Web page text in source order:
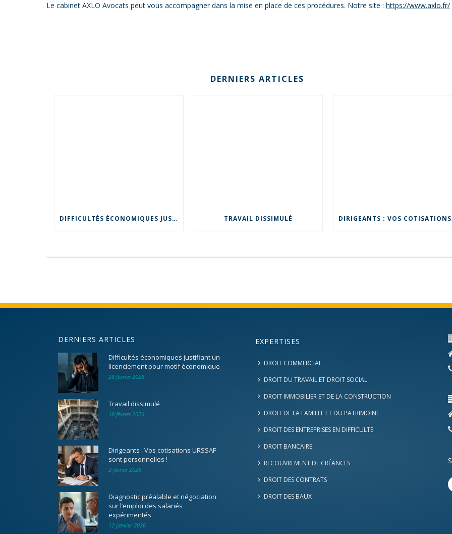
Le cabinet AXLO Avocats peut vous accompagner dans la mise en place de ces procédures. Notre site : https://www.axlo.fr/
DERNIERS ARTICLES
DIFFICULTÉS ÉCONOMIQUES JUSTIFIANT UN LICENCIEMENT POUR MOTIF ÉCONOMIQUE TRAVAIL DISSIMULÉ
DERNIERS ARTICLES
Difficultés économiques justifiant un
licenciement pour motif économique
28 février 2026
Travail dissimulé
18 février 2026
Dirigeants : Vos cotisations URSSAF
sont personnelles !
2 février 2026
Diagnostic préalable et négociation
sur l’emploi des salariés
expérimentés
12 janvier 2026
EXPERTISES
DROIT COMMERCIAL
DROIT DU TRAVAIL ET DROIT SOCIAL
DROIT IMMOBILIER ET DE LA CONSTRUCTION
DROIT DE LA FAMILLE ET DU PATRIMOINE
DROIT DES ENTREPRISES EN DIFFICULTE
DROIT BANCAIRE
RECOUVREMENT DE CRÉANCES
DROIT DES CONTRATS
DROIT DES BAUX